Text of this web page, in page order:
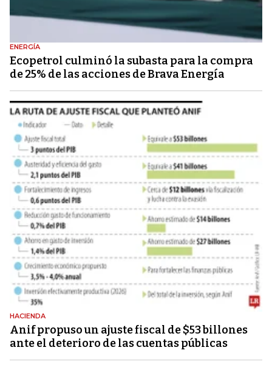
ENERGÍA
Ecopetrol culminó la subasta para la compra
de 25% de las acciones de Brava Energía
HACIENDA
Anif propuso un ajuste fiscal de $53 billones
ante el deterioro de las cuentas públicas